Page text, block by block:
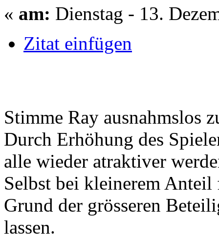
« am: Dienstag - 13.
Zitat einfügen
Stimme Ray ausnahmslos
Durch Erhöhung des
alle wieder atraktiver
Selbst bei kleinerem
Grund der grösseren
lassen.